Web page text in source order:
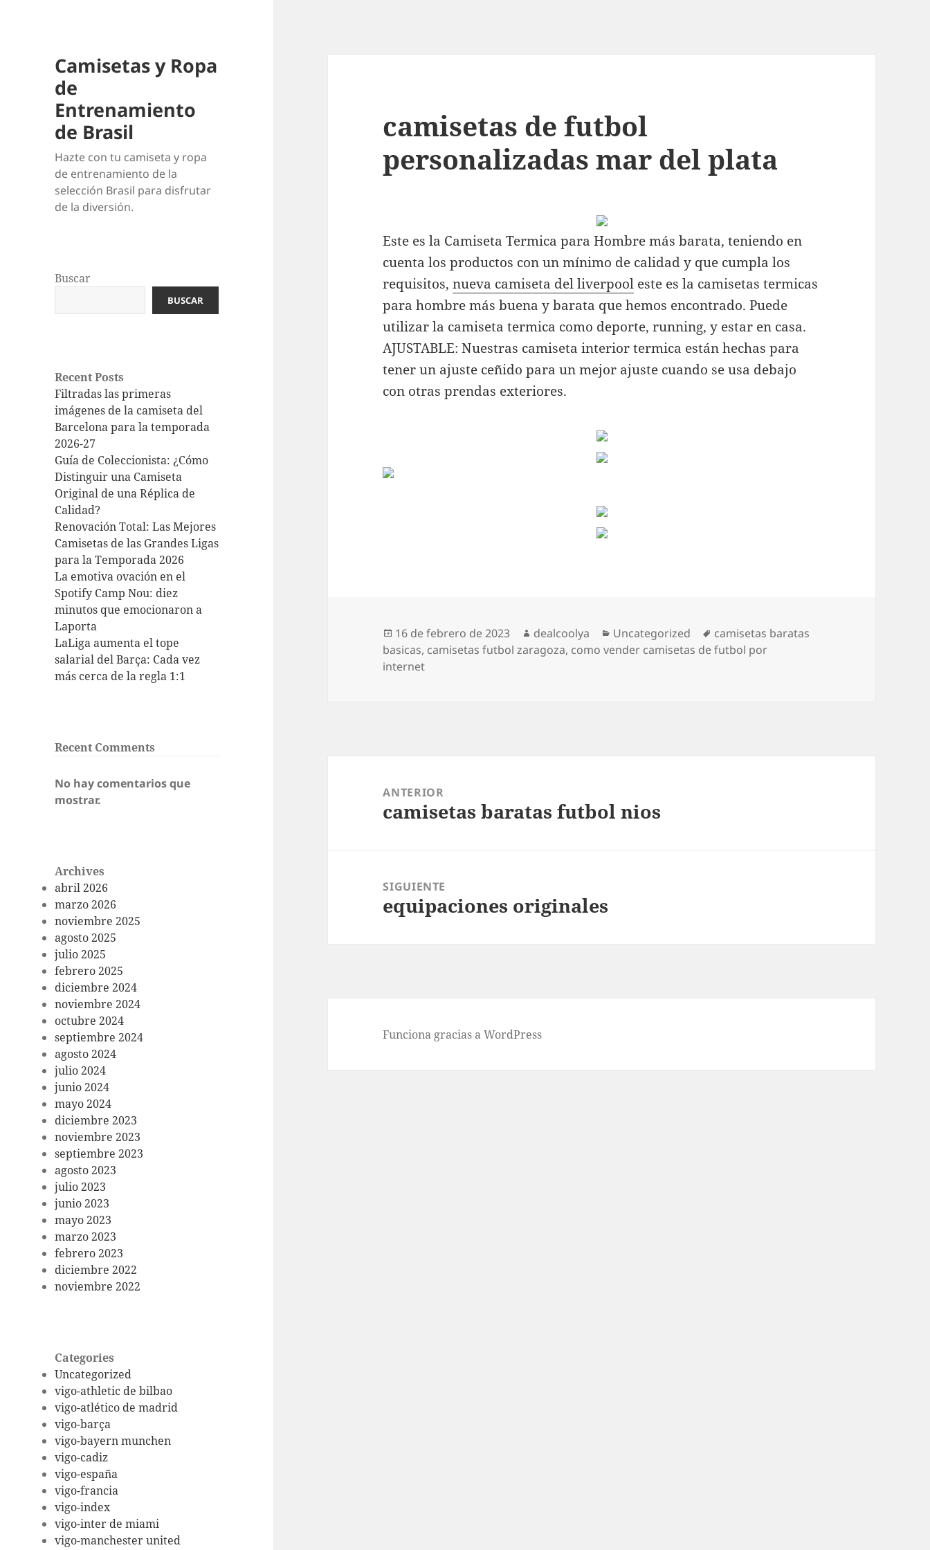
Camisetas y Ropa
de
Entrenamiento
de Brasil
Hazte con tu camiseta y ropa
de entrenamiento de la
selección Brasil para disfrutar
de la diversión.
Buscar
BUSCAR
Recent Posts
Filtradas las primeras
imágenes de la camiseta del
Barcelona para la temporada
2026-27
Guía de Coleccionista: ¿Cómo
Distinguir una Camiseta
Original de una Réplica de
Calidad?
Renovación Total: Las Mejores
Camisetas de las Grandes Ligas
para la Temporada 2026
La emotiva ovación en el
Spotify Camp Nou: diez
minutos que emocionaron a
Laporta
LaLiga aumenta el tope
salarial del Barça: Cada vez
más cerca de la regla 1:1
Recent Comments
No hay comentarios que
mostrar.
Archives
abril 2026
marzo 2026
noviembre 2025
agosto 2025
julio 2025
febrero 2025
diciembre 2024
noviembre 2024
octubre 2024
septiembre 2024
agosto 2024
julio 2024
junio 2024
mayo 2024
diciembre 2023
noviembre 2023
septiembre 2023
agosto 2023
julio 2023
junio 2023
mayo 2023
marzo 2023
febrero 2023
diciembre 2022
noviembre 2022
Categories
Uncategorized
vigo-athletic de bilbao
vigo-atlético de madrid
vigo-barça
vigo-bayern munchen
vigo-cadiz
vigo-españa
vigo-francia
vigo-index
vigo-inter de miami
vigo-manchester united
camisetas de futbol
personalizadas mar del plata
Este es la Camiseta Termica para Hombre más barata, teniendo en
cuenta los productos con un mínimo de calidad y que cumpla los
requisitos,nueva camiseta del liverpool este es la camisetas termicas
para hombre más buena y barata que hemos encontrado. Puede
utilizar la camiseta termica como deporte, running, y estar en casa.
AJUSTABLE: Nuestras camiseta interior termica están hechas para
tener un ajuste ceñido para un mejor ajuste cuando se usa debajo
con otras prendas exteriores.
Publicado
el
16 de febrero de 2023 Autor
dealcoolya Categorías
Uncategorized Etiquetas
camisetas baratas
basicas, camisetas futbol zaragoza, como vender camisetas de futbol por
internet
entradas
ANTERIOR
Entrada
camisetas baratas futbol nios
SIGUIENTE
Entrada
equipaciones originales
Funciona gracias a WordPress